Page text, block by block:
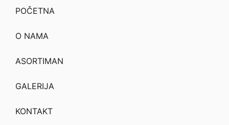
POČETNA
O NAMA
ASORTIMAN
GALERIJA
KONTAKT